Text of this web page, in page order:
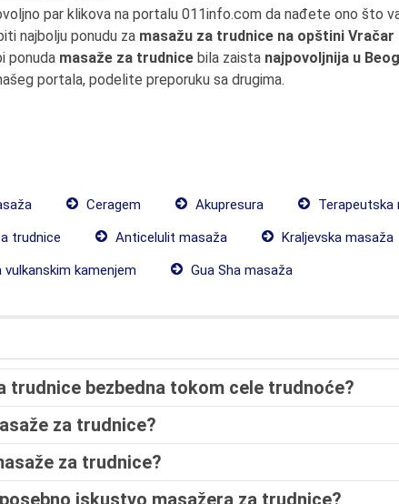
par klikova na portalu 011info.com da nađete ono što
najbolju ponudu za masažu za trudnice na opštini Vračar
ponuda masaže za trudnice bila zaista najpovoljnija u
portala, podelite preporuku sa drugima.
Ceragem Akupresura Terapeutska
trudnice Anticelulit masaža Kraljevska masaža
vulkanskim kamenjem Gua Sha masaža
trudnice bezbedna tokom cele trudnoće?
za trudnice?
za trudnice?
iskustvo masažera za trudnice?